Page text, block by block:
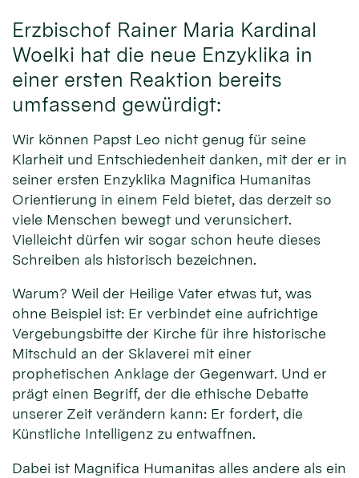
Erzbischof Rainer Maria Kardinal
Woelki hat die neue Enzyklika in
einer ersten Reaktion bereits
umfassend gewürdigt:
Wir können Papst Leo nicht genug für seine
Klarheit und Entschiedenheit danken, mit der er in
seiner ersten Enzyklika Magnifica Humanitas
Orientierung in einem Feld bietet, das derzeit so
viele Menschen bewegt und verunsichert.
Vielleicht dürfen wir sogar schon heute dieses
Schreiben als historisch bezeichnen.
Warum? Weil der Heilige Vater etwas tut, was
ohne Beispiel ist: Er verbindet eine aufrichtige
Vergebungsbitte der Kirche für ihre historische
Mitschuld an der Sklaverei mit einer
prophetischen Anklage der Gegenwart. Und er
prägt einen Begriff, der die ethische Debatte
unserer Zeit verändern kann: Er fordert, die
Künstliche Intelligenz zu entwaffnen.
Dabei ist Magnifica Humanitas alles andere als ein